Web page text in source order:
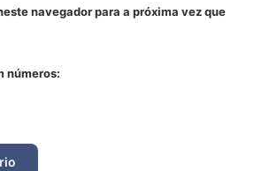
navegador para a próxima vez que
números: